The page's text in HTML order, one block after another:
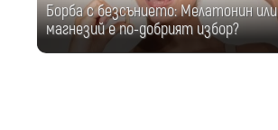
Борба с безсънието: Мелатонин или
магнезий е по-добрият избор?